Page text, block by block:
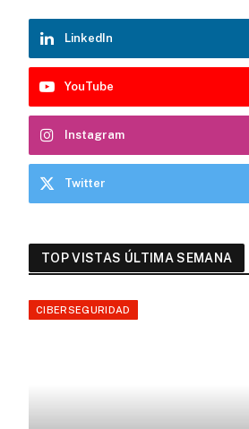
LinkedIn
YouTube
Instagram
Twitter
TOP VISTAS ÚLTIMA SEMANA
CIBERSEGURIDAD